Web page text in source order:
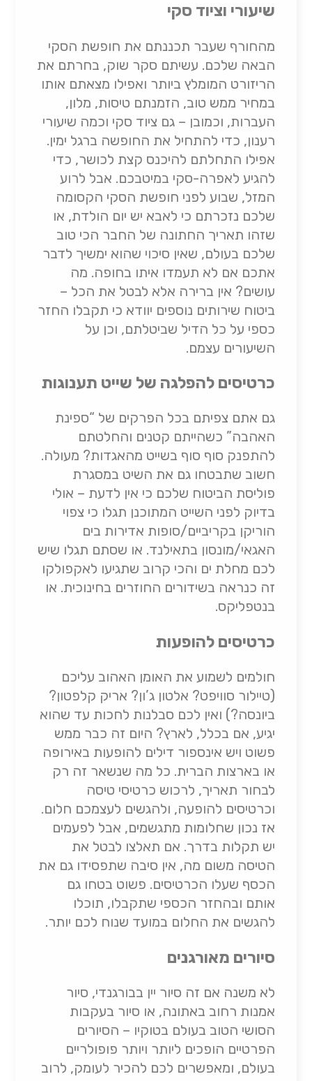
שיעורי וציוד סקי
מהחורף שעבר תכננתם את חופשת הסקי
הבאה שלכם. עשיתם סקר שוק, בחרתם את
הריזורט המומלץ ביותר ואפילו מצאתם אותו
במחיר ממש טוב, הזמנתם טיסות, מלון,
העברות, וכמובן – גם ציוד סקי וכמה שיעורי
רענון, כדי להתחיל את החופשה ברגל ימין.
אפילו התחלתם להיכנס קצת לכושר, כדי
להגיע לאפרה-סקי במיטבכם. אבל לרוע
המזל, שבוע לפני חופשת הסקי הקסומה
שלכם נזכרתם כי לאבא יש יום הולדת, או
שזהו תאריך החתונה של החבר הכי טוב
שלכם בעולם, שאין סיכוי שהוא ימשיך לדבר
אתכם אם לא תעמדו איתו בחופה. מה
עושים? אין ברירה אלא לבטל את הכל –
ביטוח שירותים נוספים יוודא כי תקבלו החזר
כספי על כל הדיל שביטלתם, וכן על
השיעורים עצמם.
כרטיסים להפלגה של שייט תענוגות
גם אתם צפיתם בכל הפרקים של “ספינת
האהבה” כשהייתם קטנים והחלטתם
להתפנק סוף סוף בשייט מהאגדות? מעולה.
חשוב שתבטחו גם את השיט במסגרת
פוליסת הביטוח שלכם כי אין לדעת – אולי
בדיוק לפני השייט המתוכנן תגלו כי צפוי
הוריקן בקריביים/סופות אדירות בים
האגאי/מונסון בתאילנד. או שסתם תגלו שיש
לכם מחלת ים והכי קרוב שתגיעו לאקפולקו
זה כנראה בשידורים החוזרים בחינוכית. או
בנטפליקס.
כרטיסים להופעות
חולמים לשמוע את האומן האהוב עליכם
(טיילור סוויפט? אלטון ג’ון? אריק קלפטון?
ביונסה?) ואין לכם סבלנות לחכות עד שהוא
יגיע, אם בכלל, לארץ? היום זה כבר ממש
פשוט ויש אינספור דילים להופעות באירופה
או בארצות הברית. כל מה שנשאר זה רק
לבחור תאריך, לרכוש כרטיסי טיסה
וכרטיסים להופעה, ולהגשים לעצמכם חלום.
אז נכון שחלומות מתגשמים, אבל לפעמים
יש תקלות בדרך. אם תאלצו לבטל את
הטיסה משום מה, אין סיבה שתפסידו גם את
הכסף שעלו הכרטיסים. פשוט בטחו גם
אותם ובהחזר הכספי שתקבלו, תוכלו
להגשים את החלום במועד שנוח לכם יותר.
סיורים מאורגנים
לא משנה אם זה סיור יין בבורגנדי, סיור
אמנות רחוב באתונה, או סיור בעקבות
הסושי הטוב בעולם בטוקיו – הסיורים
הפרטיים הופכים ליותר ויותר פופולריים
בעולם, ומאפשרים לכם להכיר לעומק, לרוב